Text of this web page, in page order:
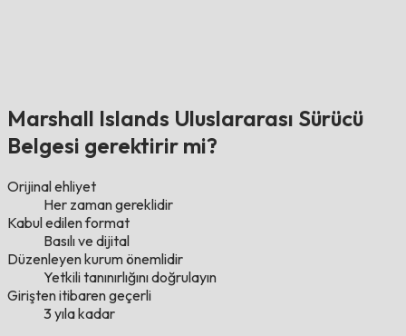
Marshall Islands Uluslararası Sürücü
Belgesi gerektirir mi?
Orijinal ehliyet
Her zaman gereklidir
Kabul edilen format
Basılı ve dijital
Düzenleyen kurum önemlidir
Yetkili tanınırlığını doğrulayın
Girişten itibaren geçerli
3 yıla kadar